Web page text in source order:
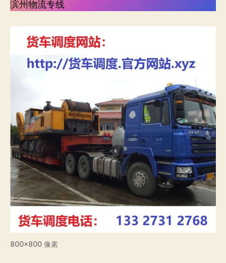
滨州物流专线
800×800 像素